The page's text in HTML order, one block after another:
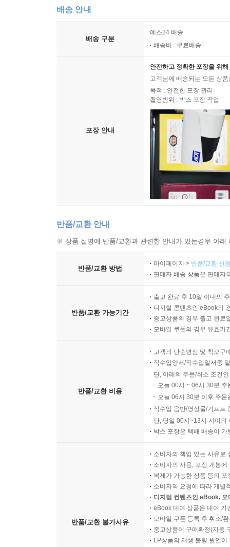
배송 안내
배송 구분
예스24 배송
배송비 : 무료배송
포장 안내
안전하고 정확한 포장을 위
고객님께 배송되는 모든 상
목적 : 안전한 포장 관리
촬영범위 : 박스 포장 작업
반품/교환 안내
※ 상품 설명에 반품/교환과 관련한 안내가 있는경우 아
반품/교환 방법
마이페이지 > 반품/교환 신
판매자 배송 상품은 판매자
반품/교환 가능기간
출고 완료 후 10일 이내의
디지털 콘텐츠인 eBook의
중고상품의 경우 출고 완료
모바일 쿠폰의 경우 유효기
반품/교환 비용
고객의 단순변심 및 착오구
직수입양서/직수입일서중
단, 아래의 주문/취소 조건
오늘 00시 ~ 06시 30분
오늘 06시 30분 이후 주
직수입 음반/영상물/기프트
단, 당일 00시~13시 사이의
박스 포장은 택배 배송이
반품/교환 불가사유
소비자의 책임 있는 사유로
소비자의 사용, 포장 개봉
복제가 가능한 상품 등의
소비자의 요청에 따라 개별
디지털 컨텐츠인 eBook,
eBook 대여 상품은 대여 기
모바일 쿠폰 등록 후 취소/
중고상품이 구매확정(자동
LP상품의 재생 불량 원인